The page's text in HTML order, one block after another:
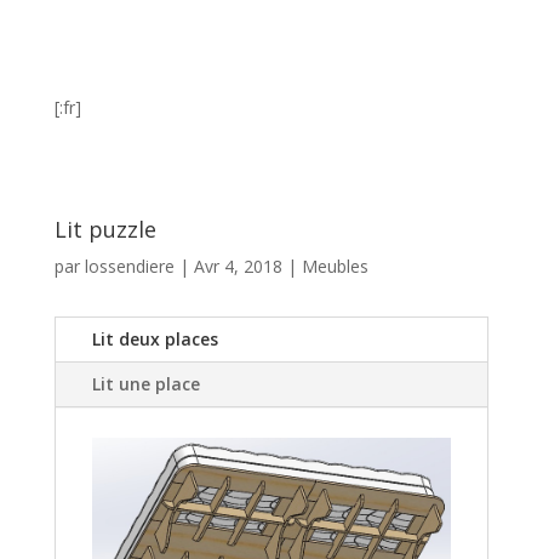
[:fr]
Lit puzzle
par lossendiere | Avr 4, 2018 | Meubles
Lit deux places
Lit une place